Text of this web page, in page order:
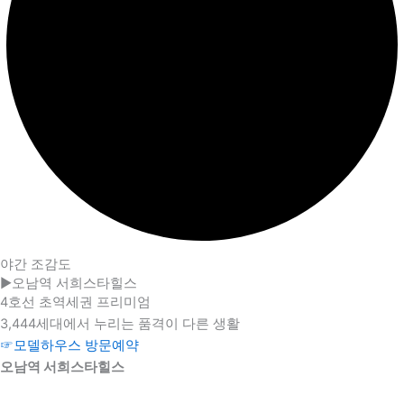
야간 조감도
▶오남역 서희스타힐스
4호선 초역세권 프리미엄
3,444세대에서 누리는 품격이 다른 생활
☞모델하우스 방문예약
오남역 서희스타힐스